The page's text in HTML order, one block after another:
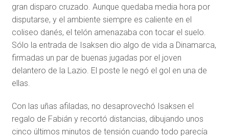
gran disparo cruzado. Aunque quedaba media hora por
disputarse, y el ambiente siempre es caliente en el
coliseo danés, el telón amenazaba con tocar el suelo.
Sólo la entrada de Isaksen dio algo de vida a Dinamarca,
firmadas un par de buenas jugadas por el joven
delantero de la Lazio. El poste le negó el gol en una de
ellas.
Con las uñas afiladas, no desaprovechó Isaksen el
regalo de Fabián y recortó distancias, dibujando unos
cinco últimos minutos de tensión cuando todo parecía